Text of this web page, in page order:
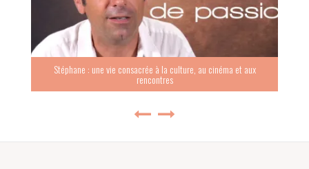
Stéphane : une vie consacrée à la culture, au cinéma et aux
rencontres